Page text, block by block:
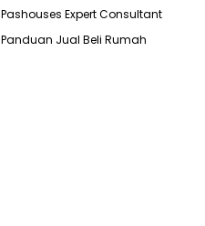
Pashouses Expert Consultant
Panduan Jual Beli Rumah